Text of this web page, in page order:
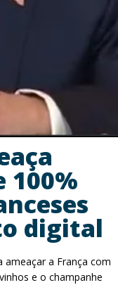
digital
ameaçar a França com
e o champanhe